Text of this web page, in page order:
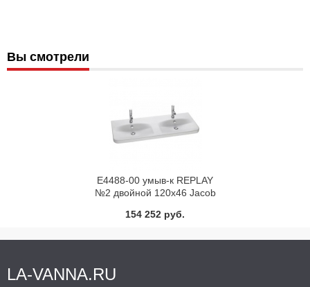
Вы смотрели
E4488-00 умыв-к REPLAY
№2 двойной 120х46 Jacob
154 252 руб.
LA-VANNA.RU